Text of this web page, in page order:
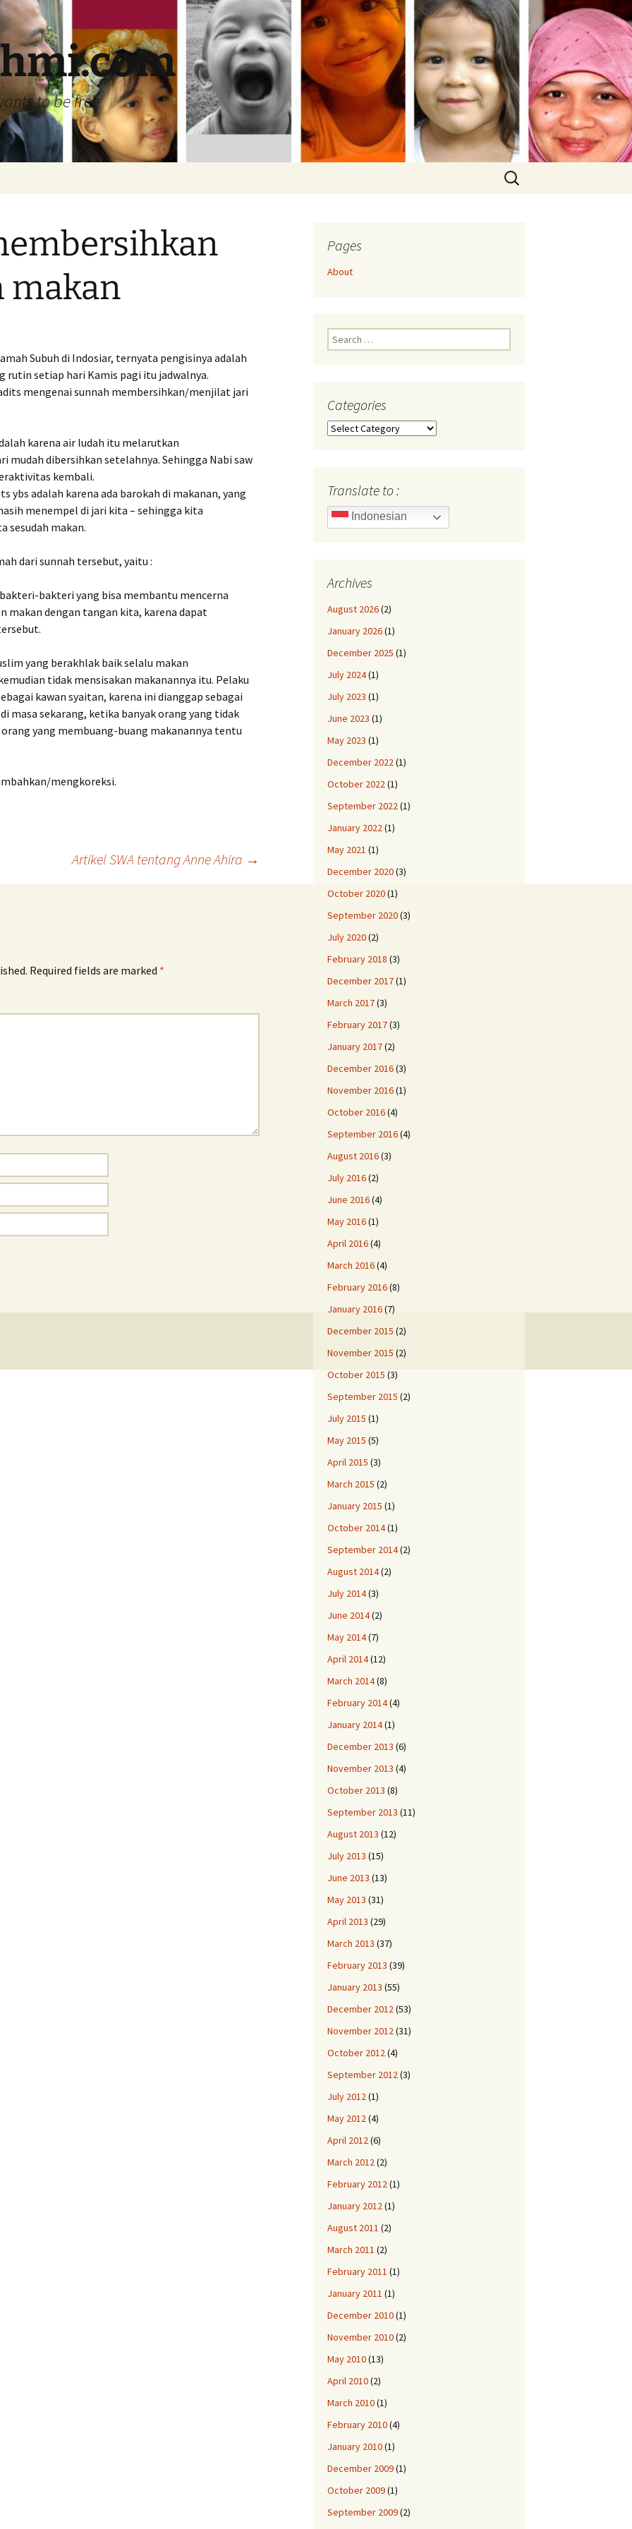
to be free
Search
for:
makan
Subuh di Indosiar, ternyata pengisinya adalah
rutin setiap hari Kamis pagi itu jadwalnya.
mengenai sunnah membersihkan/menjilat jari
karena air ludah itu melarutkan
mudah dibersihkan setelahnya. Sehingga Nabi saw
kembali.
ybs adalah karena ada barokah di makanan, yang
menempel di jari kita – sehingga kita
sesudah makan.
dari sunnah tersebut, yaitu :
bakteri yang bisa membantu mencerna
makan dengan tangan kita, karena dapat
yang berakhlak baik selalu makan
tidak mensisakan makanannya itu. Pelaku
kawan syaitan, karena ini dianggap sebagai
masa sekarang, ketika banyak orang yang tidak
yang membuang-buang makanannya tentu
mengkoreksi.
Artikel SWA tentang Anne Ahira →
Required fields are marked *
Pages
About
Search
for:
Categories
Categories
Translate to :
Indonesian
Archives
August 2026(2)
January 2026(1)
December 2025 (1)
July 2024(1)
July 2023 (1)
June 2023 (1)
May 2023 (1)
December 2022(1)
October 2022(1)
September 2022(1)
January 2022(1)
May 2021 (1)
December 2020(3)
October 2020(1)
September 2020(3)
July 2020(2)
February 2018 (3)
December 2017(1)
March 2017(3)
February 2017(3)
January 2017(2)
December 2016(3)
November 2016(1)
October 2016(4)
September 2016(4)
August 2016(3)
July 2016(2)
June 2016(4)
May 2016(1)
April 2016(4)
March 2016(4)
February 2016(8)
January 2016(7)
December 2015 (2)
November 2015 (2)
October 2015 (3)
September 2015 (2)
July 2015 (1)
May 2015 (5)
April 2015 (3)
March 2015 (2)
January 2015 (1)
October 2014(1)
September 2014(2)
August 2014(2)
July 2014(3)
June 2014(2)
May 2014(7)
April 2014(12)
March 2014(8)
February 2014(4)
January 2014(1)
December 2013 (6)
November 2013 (4)
October 2013 (8)
September 2013 (11)
August 2013 (12)
July 2013 (15)
June 2013 (13)
May 2013 (31)
April 2013 (29)
March 2013 (37)
February 2013 (39)
January 2013 (55)
December 2012(53)
November 2012(31)
October 2012(4)
September 2012(3)
July 2012(1)
May 2012(4)
April 2012(6)
March 2012(2)
February 2012(1)
January 2012(1)
August 2011 (2)
March 2011 (2)
February 2011 (1)
January 2011 (1)
December 2010(1)
November 2010(2)
May 2010(13)
April 2010(2)
March 2010(1)
February 2010(4)
January 2010(1)
December 2009(1)
October 2009(1)
September 2009(2)